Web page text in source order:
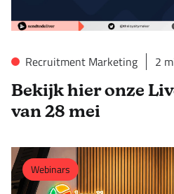
Recruitment Marketing 2
Bekijk hier onze
van 28 mei
Webinars